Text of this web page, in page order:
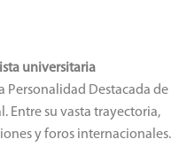
universitaria
Personalidad Destacada de
Entre su vasta trayectoria,
y foros internacionales.